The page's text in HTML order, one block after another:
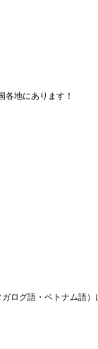
地にあります！
ログ語・ベトナム語）